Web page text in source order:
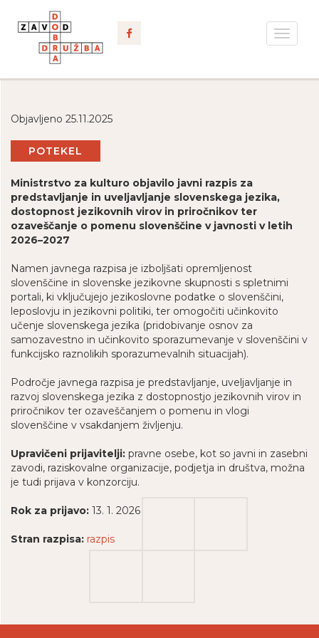
Toggle
Objavljeno 25.11.2025
POTEKEL
Ministrstvo za kulturo objavilo javni razpis za
predstavljanje in uveljavljanje slovenskega jezika,
dostopnost jezikovnih virov in priročnikov ter
ozaveščanje o pomenu slovenščine v javnosti v letih
2026–2027
Namen javnega razpisa je izboljšati opremljenost
slovenščine in slovenske jezikovne skupnosti s spletnimi
portali, ki vključujejo jezikoslovne podatke o slovenščini,
leposlovju in jezikovni politiki, ter omogočiti učinkovito
učenje slovenskega jezika (pridobivanje osnov za
samozavestno in učinkovito sporazumevanje v slovenščini v
funkcijsko raznolikih sporazumevalnih situacijah).
Področje javnega razpisa je predstavljanje, uveljavljanje in
razvoj slovenskega jezika z dostopnostjo jezikovnih virov in
priročnikov ter ozaveščanjem o pomenu in vlogi
slovenščine v vsakdanjem življenju.
Upravičeni prijavitelji: pravne osebe, kot so javni in zasebni
zavodi, raziskovalne organizacije, podjetja in društva, možna
je tudi prijava v konzorciju.
Rok za prijavo: 13. 1. 2026
Stran razpisa: razpis